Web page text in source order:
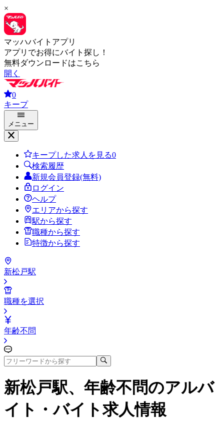
×
マッハバイトアプリ
アプリでお得にバイト探し！
無料ダウンロードはこちら
開く
0
キープ
メニュー
キープした求人を見る0
検索履歴
新規会員登録(無料)
ログイン
ヘルプ
エリアから探す
駅から探す
職種から探す
特徴から探す
新松戸駅
職種を選択
年齢不問
新松戸駅、年齢不問のアルバ
イト・バイト求人情報